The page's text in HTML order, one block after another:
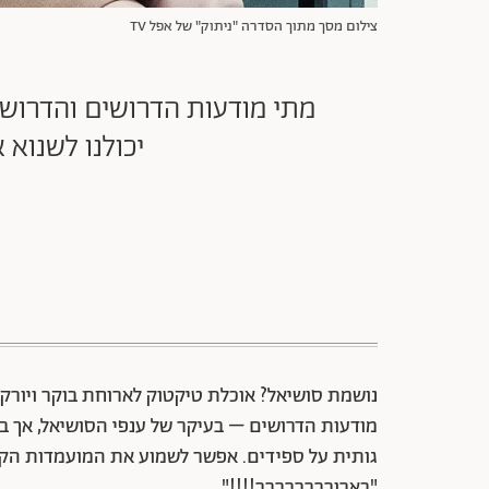
צילום מסך מתוך הסדרה "ניתוק" של אפל TV
מתי מודעות הדרושים
יכולנו
נושמת סושיאל? אוכלת טיקטוק לארוחת בוקר ויורקת החוצה
מודעות הדרושים – בעיקר של ענפי הסושיאל,
גותית על ספידים. אפשר לשמוע את המועמדות